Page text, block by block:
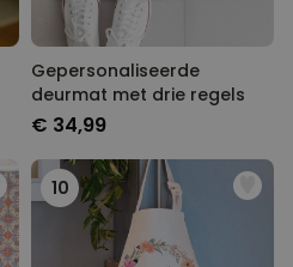
Gepersonaliseerde
deurmat met drie regels
€ 34,99
10